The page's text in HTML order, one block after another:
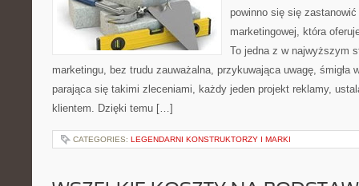
powinno się się
marketingowej, która
To jedna z w najwyższym
marketingu, bez trudu zauważalna, przykuwająca uwagę, śmigła
parająca się takimi zleceniami, każdy jeden projekt reklamy,
klientem. Dzięki temu […]
CATEGORIES: LEGENDARNI KONSTRUKTORZY I MARKI